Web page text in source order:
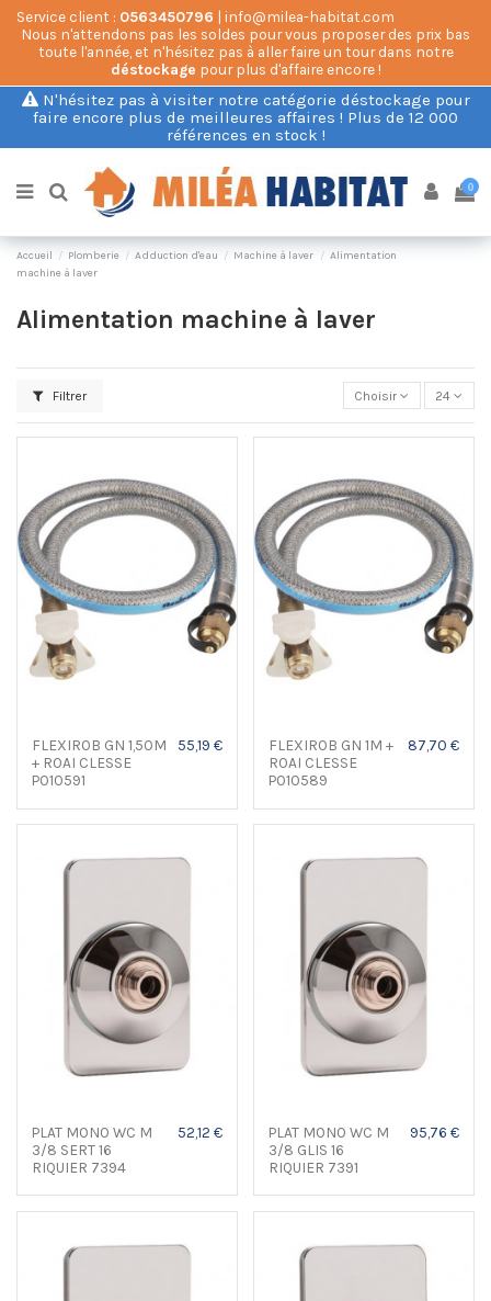
Service client : 0563450796 | info@milea-habitat.com
Nous n'attendons pas les soldes pour vous proposer des prix bas
toute l'année, et n'hésitez pas à aller faire un tour dans notre
déstockage pour plus d'affaire encore !
N'hésitez pas à visiter notre catégorie déstockage pour
faire encore plus de meilleures affaires ! Plus de 12 000
références en stock !
0
Accueil Plomberie Adduction d'eau Machine à laver
Alimentation
machine à laver
Alimentation machine à laver
Filtrer Choisir 24
FLEXIROB GN 1,50M
+ ROAI CLESSE
P010591
55,19 €
FLEXIROB GN 1M +
ROAI CLESSE
P010589
87,70 €
PLAT MONO WC M
3/8 SERT 16
RIQUIER 7394
52,12 €
PLAT MONO WC M
3/8 GLIS 16
RIQUIER 7391
95,76 €